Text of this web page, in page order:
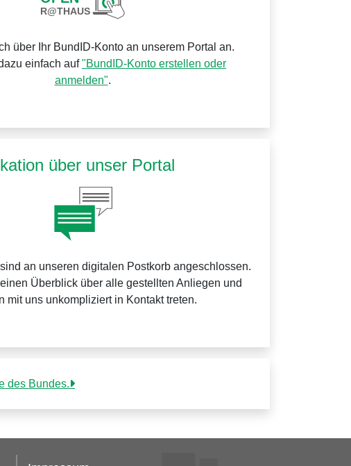
über Ihr BundID-Konto an unserem Portal an.
einfach auf"BundID-Konto erstellen oder
anmelden".
über unser Portal
an unseren digitalen Postkorb angeschlossen.
Überblick über alle gestellten Anliegen und
mit uns unkompliziert in Kontakt treten.
des Bundes.